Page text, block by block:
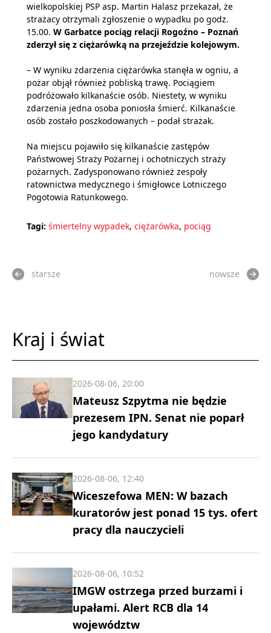
wielkopolskiej PSP asp. Martin Halasz przekazał, że
strażacy otrzymali zgłoszenie o wypadku po godz.
15.00. W Garbatce pociąg relacji Rogoźno – Poznań
zderzył się z ciężarówką na przejeździe kolejowym.
– W wyniku zdarzenia ciężarówka stanęła w ogniu, a
pożar objął również pobliską trawę. Pociągiem
podróżowało kilkanaście osób. Niestety, w wyniku
zdarzenia jedna osoba poniosła śmierć. Kilkanaście
osób zostało poszkodowanych – podał strażak.
Na miejscu pojawiło się kilkanaście zastępów
Państwowej Straży Pożarnej i ochotniczych straży
pożarnych. Zadysponowano również zespoły
ratownictwa medycznego i śmigłowce Lotniczego
Pogotowia Ratunkowego.
Tagi: śmiertelny wypadek, ciężarówka, pociąg
starsze nowsze
Kraj i świat
Mateusz Szpytma nie będzie
prezesem IPN. Senat nie poparł
jego kandydatury
2026-08-06, 20:00
Wiceszefowa MEN: W bazach
kuratorów jest ponad 15 tys. ofert
pracy dla nauczycieli
2026-08-06, 12:40
IMGW ostrzega przed burzami i
upałami. Alert RCB dla 14
województw
2026-08-06, 10:52